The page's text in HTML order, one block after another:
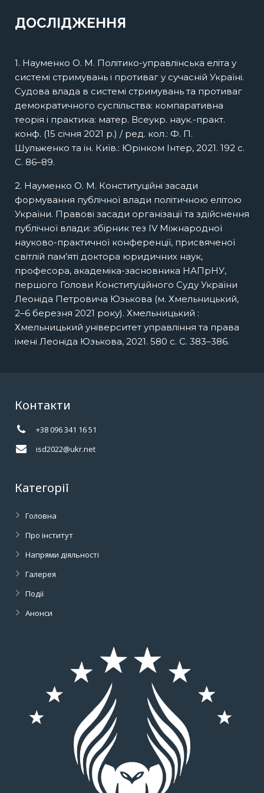
дослідження
експертна рада
КУЛЬТУРА
дослідження
експертна рада
дослідження
ДОСЛІДЖЕННЯ
1. Науменко О. М. Політико-управлінська еліта у
системі стримувань і противаг у сучасній Україні.
Судова влада в системі стримувань та противаг
демократичного суспільства: компаративна
теорія і практика: матер. Всеукр. наук.-практ.
конф. (15 січня 2021 р.) / ред. кол.: Ф. П.
Шульженко та ін. Київ.: Юрінком Інтер, 2021. 192 с.
С. 86–89.
2. Науменко О. М. Конституційні засади
формування публічної влади політичною елітою
України. Правові засади організації та здійснення
публічної влади: збірник тез ІV Міжнародної
науково-практичної конференції, присвяченої
світлій пам’яті доктора юридичних наук,
професора, академіка-засновника НАПрНУ,
першого Голови Конституційного Суду України
Леоніда Петровича Юзькова (м. Хмельницький,
2–6 березня 2021 року). Хмельницький :
Хмельницький університет управління та права
імені Леоніда Юзькова, 2021. 580 с. С. 383–386.
Контакти
+38 096 341 16 51
isd2022@ukr.net
Категорії
Головна
Про інститут
Напрями діяльності
Галерея
Події
Анонси